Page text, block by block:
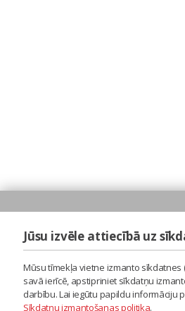
Jūsu izvēle attiecībā uz
Mūsu tīmekļa vietne izmanto
savā ierīcē, apstipriniet sīkdatņu
darbību. Lai iegūtu papildu informāciju
Sīkdatņu izmantošanas politika.